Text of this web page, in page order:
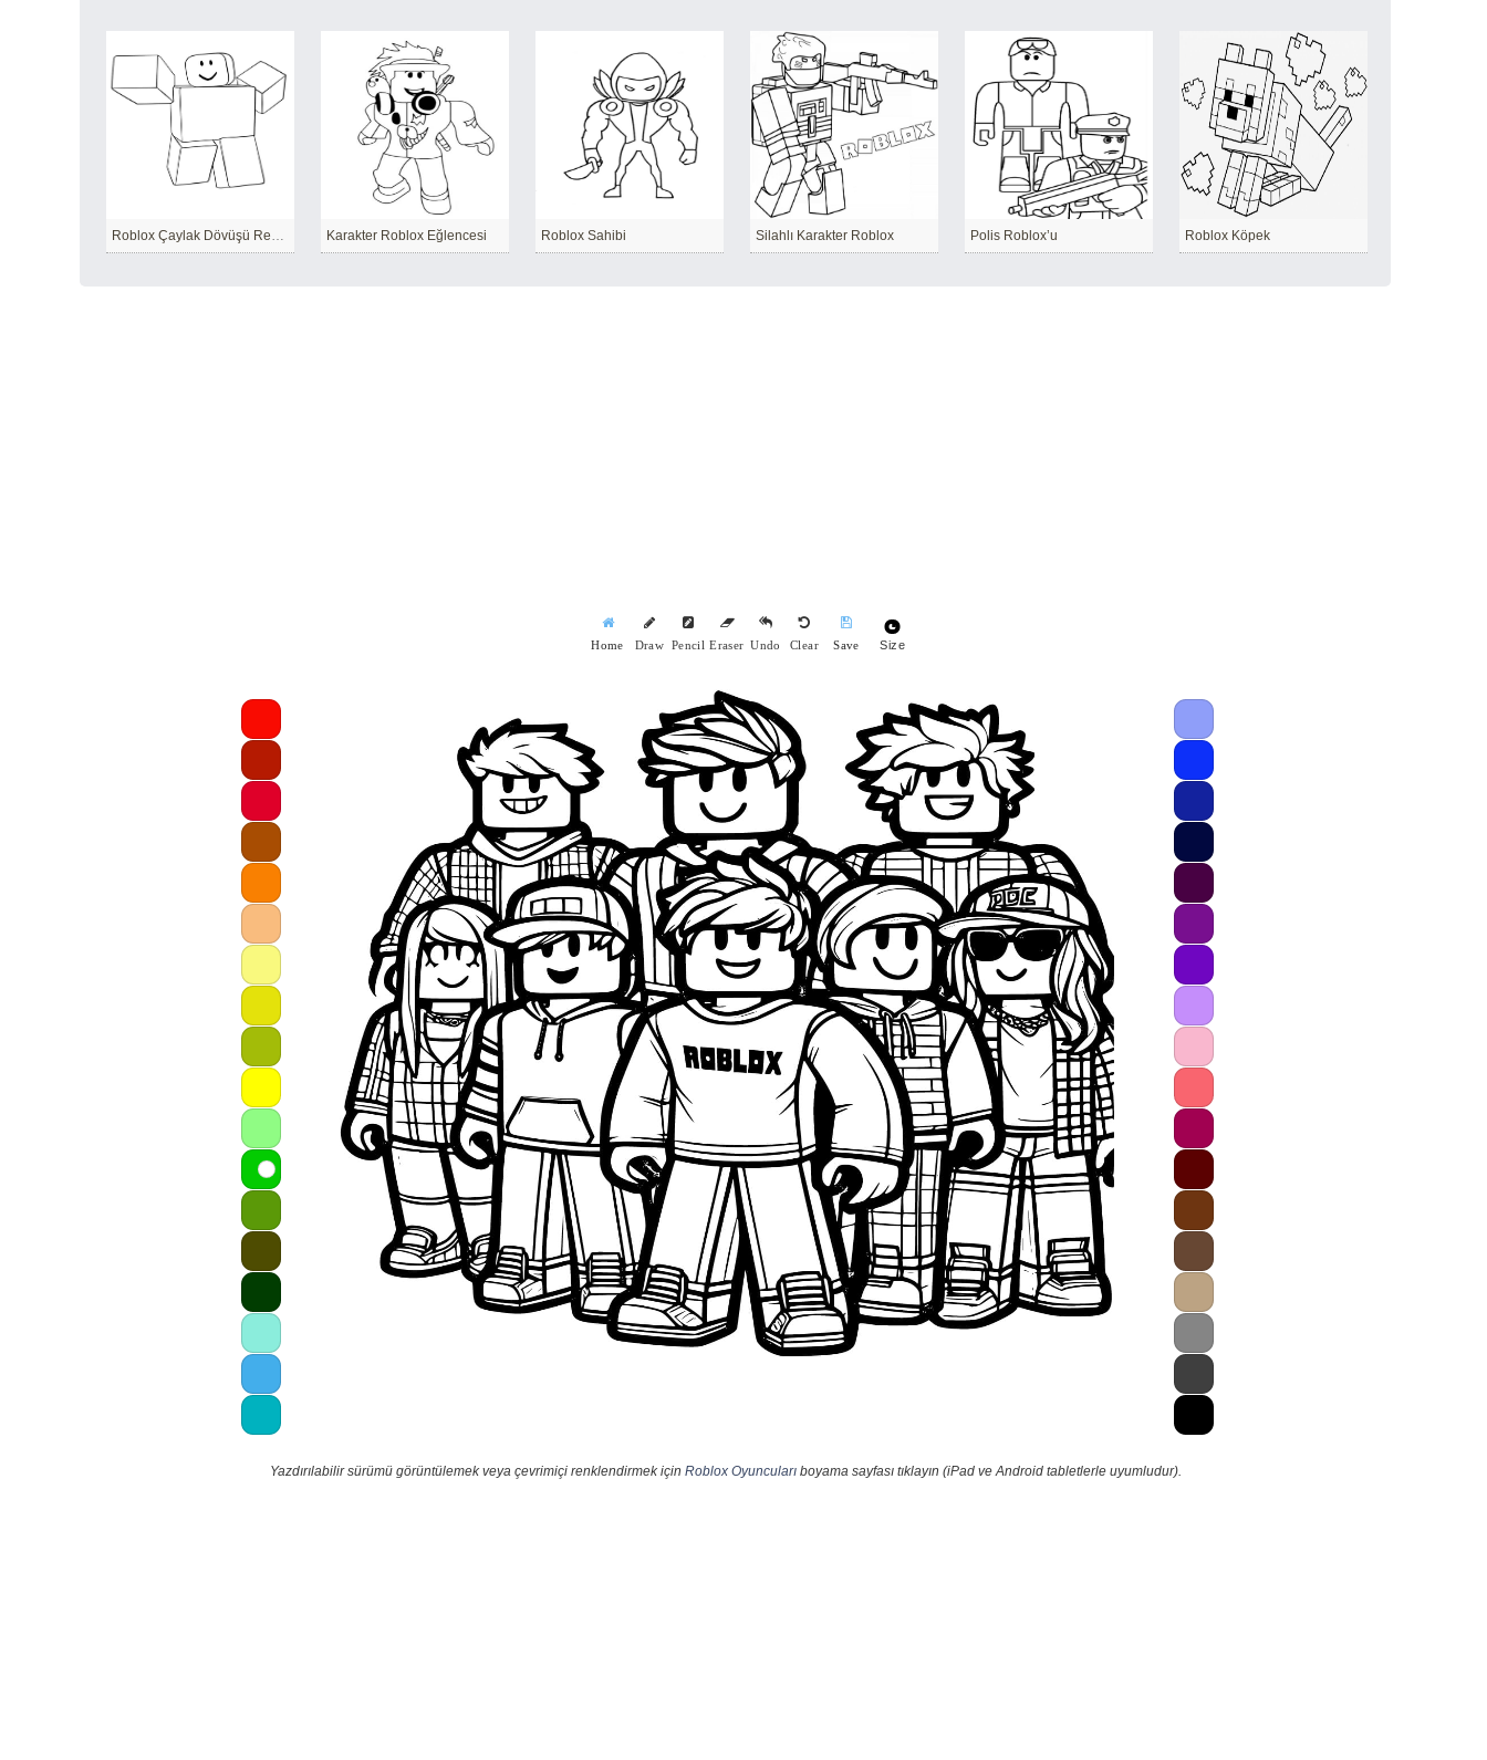
Roblox Çaylak Dövüşü Render Karakter Roblox Eğlencesi Roblox Sahibi Silahlı Karakter Roblox Polis Roblox’u Roblox Köpek
Home Draw Pencil Eraser Undo Clear Save Size
Yazdırılabilir sürümü görüntülemek veya çevrimiçi renklendirmek için Roblox Oyuncularıboyama sayfası tıklayın (iPad ve Android tabletlerle uyumludur).